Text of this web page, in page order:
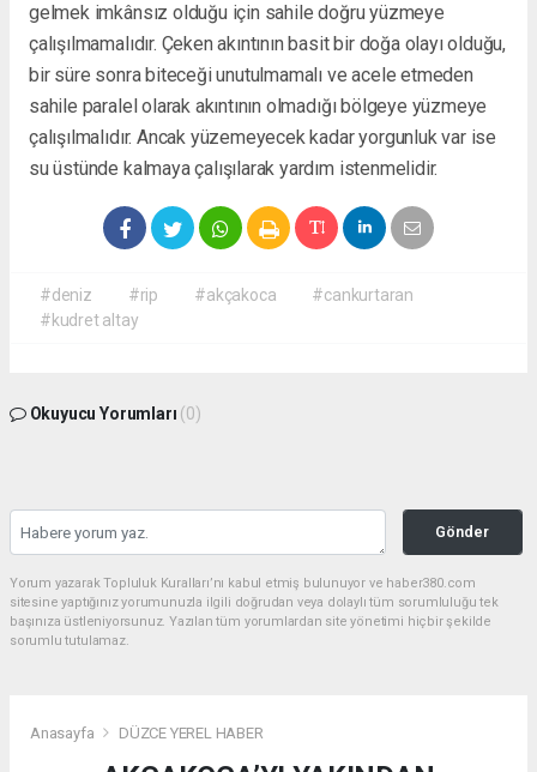
gelmek imkânsız olduğu için sahile doğru yüzmeye
çalışılmamalıdır. Çeken akıntının basit bir doğa olayı olduğu,
bir süre sonra biteceği unutulmamalı ve acele etmeden
sahile paralel olarak akıntının olmadığı bölgeye yüzmeye
çalışılmalıdır. Ancak yüzemeyecek kadar yorgunluk var ise
su üstünde kalmaya çalışılarak yardım istenmelidir.
#deniz #rip #akçakoca
#cankurtaran
#kudret altay
Okuyucu Yorumları (0)
Gönder
Yorum yazarak Topluluk Kuralları’nı kabul etmiş bulunuyor ve haber380.com
sitesine yaptığınız yorumunuzla ilgili doğrudan veya dolaylı tüm sorumluluğu tek
başınıza üstleniyorsunuz. Yazılan tüm yorumlardan site yönetimi hiçbir şekilde
sorumlu tutulamaz.
Anasayfa DÜZCE YEREL HABER